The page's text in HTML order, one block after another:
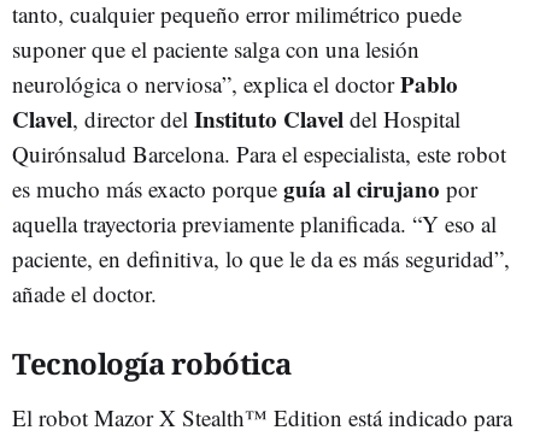
tanto, cualquier pequeño error milimétrico puede
suponer que el paciente salga con una lesión
neurológica o nerviosa”, explica el doctorPablo
Clavel, director del Instituto Clavel del Hospital
Quirónsalud Barcelona. Para el especialista, este robot
es mucho más exacto porque guía al cirujano por
aquella trayectoria previamente planificada. “Y eso al
paciente, en definitiva, lo que le da es más seguridad”,
añade el doctor.
Tecnología robótica
El robot Mazor X Stealth™ Edition está indicado para